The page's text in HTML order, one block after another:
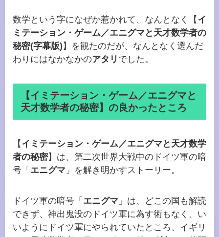
数学という字になぜか惹かれて、なんとなく【 イ
ミテーション・ゲーム／エニグマと天才数学者の
秘密(字幕版) 】を観たのだが、なんとなく選んだ
わりにはなかなかのアタリ でした。
【イミテーション・ゲーム／エニグマと
天才数学者の秘密】の良かったところ
【 イミテーション・ゲーム／エニグマと天才数学
者の秘密】は、第二次世界大戦中のドイツ軍の暗
号「 エニグマ 」を解き明かすストーリー。
ドイツ軍の暗号「 エニグマ 」は、どこの国も解読
できず、神出鬼没のドイツ軍に為す術もなく、い
いようにドイツ軍にやられていたところ、イギリ